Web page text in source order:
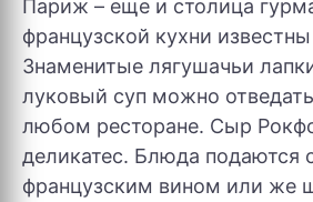
Париж – еще и столица
французской кухни
Знаменитые лягушачьи
луковый суп можно
любом ресторане. Сыр
деликатес. Блюда подаются
французским вином или же